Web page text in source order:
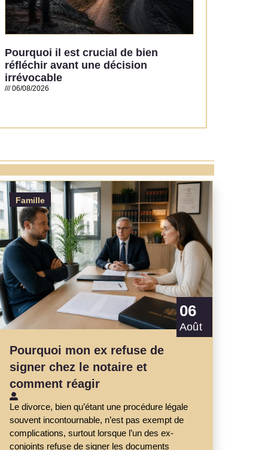
Pourquoi il est crucial de bien
réfléchir avant une décision
irrévocable
06/08/2026
Famille
06
Août
Pourquoi mon ex refuse de
signer chez le notaire et
comment réagir
Le divorce, bien qu’étant une procédure légale
souvent incontournable, n’est pas exempt de
complications, surtout lorsque l’un des ex-
conjoints refuse de signer les documents